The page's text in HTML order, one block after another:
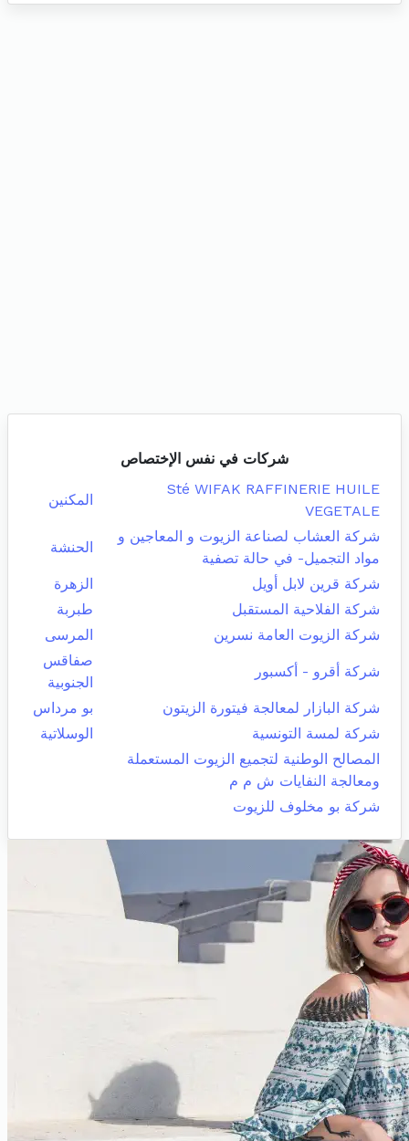
شركات في نفس الإختصاص
Sté WIFAK RAFFINERIE HUILE
VEGETALE
المكنين
شركة العشاب لصناعة الزيوت و المعاجين و
مواد التجميل- في حالة تصفية
الحنشة
شركة قرين لابل أويل
الزهرة
شركة الفلاحية المستقبل
طبربة
شركة الزيوت العامة نسرين
المرسى
شركة أقرو - أكسبور
صفاقس
الجنوبية
شركة البازار لمعالجة فيتورة الزيتون
بو مرداس
شركة لمسة التونسية
الوسلاتية
المصالح الوطنية لتجميع الزيوت المستعملة
ومعالجة النفايات ش م م
شركة بو مخلوف للزيوت